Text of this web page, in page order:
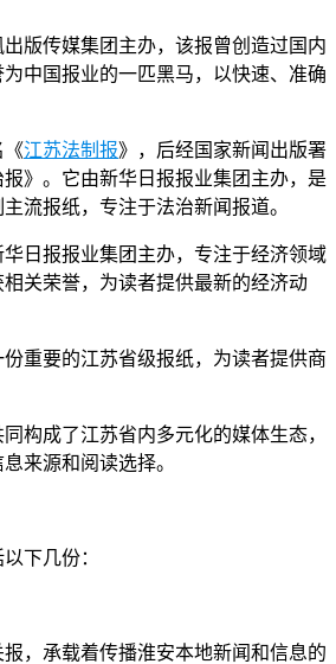
出版传媒集团主办，该报曾创造过国内
中国报业的一匹黑马，以快速、准确
《江苏法制报》，后经国家新闻出版署
》。它由新华日报报业集团主办，是
流报纸，专注于法治新闻报道。
华日报报业集团主办，专注于经济领域
关荣誉，为读者提供最新的经济动
份重要的江苏省级报纸，为读者提供商
构成了江苏省内多元化的媒体生态，
来源和阅读选择。
下几份：
，承载着传播淮安本地新闻和信息的